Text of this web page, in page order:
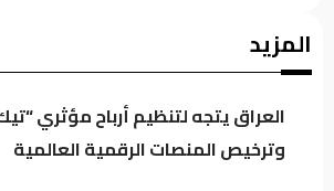
الموسوي: الكتل السياسية
للحكومة خشية تعاظم نفوذها
المزيد
العراق يتجه لتنظيم أرباح مؤثري
وترخيص المنصات الرقمية العالمية